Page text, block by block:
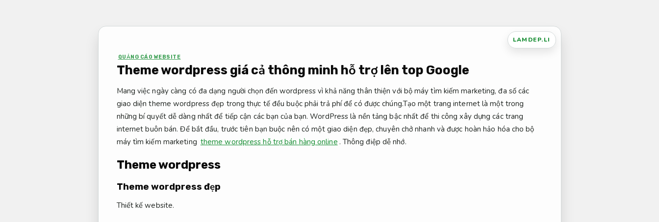
LAMDEP.LI
QUẢNG CÁO WEBSITE
Theme wordpress giá cả thông minh hỗ trợ lên top Google
Mang việc ngày càng có đa dạng người chọn đến wordpress vì khả năng thân thiện với bộ máy tìm kiếm marketing, đa số các
giao diện theme wordpress đẹp trong thực tế đều buộc phải trả phí để có được chúng.Tạo một trang internet là một trong
những bí quyết dễ dàng nhất để tiếp cận các bạn của bạn. WordPress là nền tảng bậc nhất để thi công xây dựng các trang
internet buôn bán. Để bắt đầu, trước tiên bạn buộc nên có một giao diện đẹp, chuyên chở nhanh và được hoàn hảo hóa cho bộ
máy tìm kiếm marketing theme wordpress hỗ trợ bán hàng online . Thông điệp dễ nhớ.
Theme wordpress
Theme wordpress đẹp
Thiết kế website.